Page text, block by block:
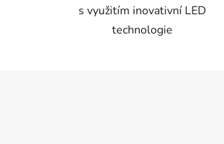
s využitím inovativní LED
technologie